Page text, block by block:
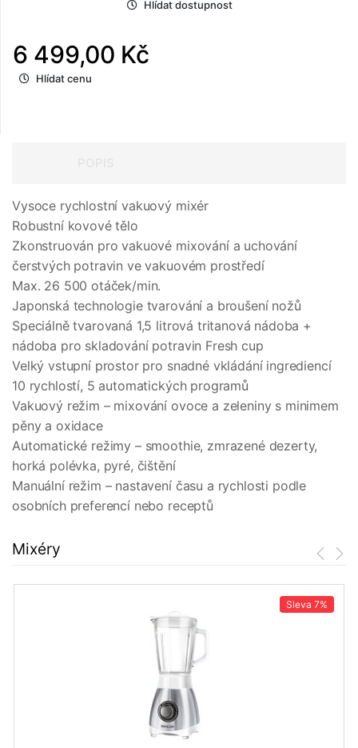
Hlídat dostupnost
6 499,00 Kč
Hlídat cenu
Vysoce rychlostní vakuový mixér
Robustní kovové tělo
Zkonstruován pro vakuové mixování a uchování
čerstvých potravin ve vakuovém prostředí
Max. 26 500 otáček/min.
Japonská technologie tvarování a broušení nožů
Speciálně tvarovaná 1,5 litrová tritanová nádoba +
nádoba pro skladování potravin Fresh cup
Velký vstupní prostor pro snadné vkládání ingrediencí
10 rychlostí, 5 automatických programů
Vakuový režim – mixování ovoce a zeleniny s minimem
pěny a oxidace
Automatické režimy – smoothie, zmrazené dezerty,
horká polévka, pyré, čištění
Manuální režim – nastavení času a rychlosti podle
osobních preferencí nebo receptů
Mixéry
Sleva 7%